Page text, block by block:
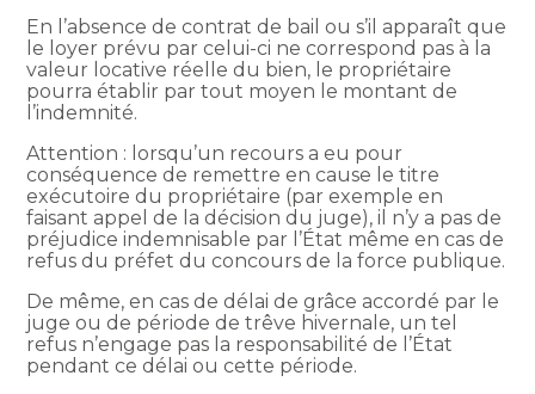
En l’absence de contrat de bail ou s’il apparaît que
le loyer prévu par celui-ci ne correspond pas à la
valeur locative réelle du bien, le propriétaire
pourra établir par tout moyen le montant de
l’indemnité.
Attention : lorsqu’un recours a eu pour
conséquence de remettre en cause le titre
exécutoire du propriétaire (par exemple en
faisant appel de la décision du juge), il n’y a pas de
préjudice indemnisable par l’État même en cas de
refus du préfet du concours de la force publique.
De même, en cas de délai de grâce accordé par le
juge ou de période de trêve hivernale, un tel
refus n’engage pas la responsabilité de l’État
pendant ce délai ou cette période.